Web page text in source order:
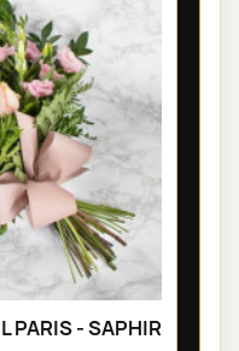
PARIS - SAPHIR